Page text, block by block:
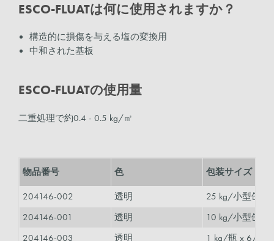
ESCO-FLUATは何に使用されますか？
構造的に損傷を与える塩の変換用
中和された基板
ESCO-FLUATの使用量
二重処理で約0.4 - 0.5 kg/㎡
物品番号 色 包装サイズ
204146-002 透明
25 kg/小型缶
204146-001
透明
10 kg/小型缶
204146-003
透明 1 kg/瓶 x 6/箱